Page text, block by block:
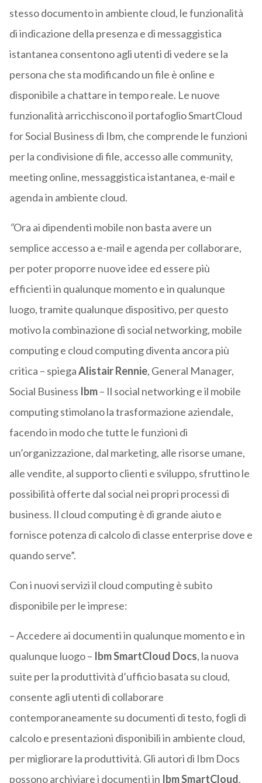
stesso documento in ambiente cloud, le funzionalità
di indicazione della presenza e di messaggistica
istantanea consentono agli utenti di vedere se la
persona che sta modificando un file è online e
disponibile a chattare in tempo reale. Le nuove
funzionalità arricchiscono il portafoglio SmartCloud
for Social Business di Ibm, che comprende le funzioni
per la condivisione di file, accesso alle community,
meeting online, messaggistica istantanea, e-mail e
agenda in ambiente cloud.
“Ora ai dipendenti mobile non basta avere un
semplice accesso a e-mail e agenda per collaborare,
per poter proporre nuove idee ed essere più
efficienti in qualunque momento e in qualunque
luogo, tramite qualunque dispositivo, per questo
motivo la combinazione di social networking, mobile
computing e cloud computing diventa ancora più
critica – spiegaAlistair Rennie, General Manager,
Social Business Ibm– Il social networking e il mobile
computing stimolano la trasformazione aziendale,
facendo in modo che tutte le funzioni di
un’organizzazione, dal marketing, alle risorse umane,
alle vendite, al supporto clienti e sviluppo, sfruttino le
possibilità offerte dal social nei propri processi di
business. Il cloud computing è di grande aiuto e
fornisce potenza di calcolo di classe enterprise dove e
quando serve”.
Con i nuovi servizi il cloud computing è subito
disponibile per le imprese:
– Accedere ai documenti in qualunque momento e in
qualunque luogo – Ibm SmartCloud Docs, la nuova
suite per la produttività d’ufficio basata su cloud,
consente agli utenti di collaborare
contemporaneamente su documenti di testo, fogli di
calcolo e presentazioni disponibili in ambiente cloud,
per migliorare la produttività. Gli autori di Ibm Docs
possono archiviare i documenti in Ibm SmartCloud,